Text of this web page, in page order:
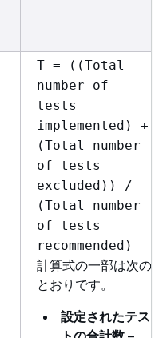
T = ((Total
number of
tests
implemented) +
(Total number
of tests
excluded)) /
(Total number
of tests
recommended)
計算式の一部は次の
とおりです。
設定されたテス